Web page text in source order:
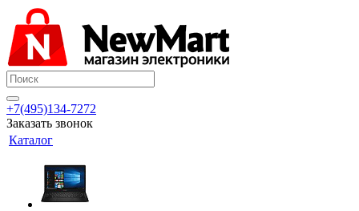
+7(495)134-7272
Заказать звонок
Каталог